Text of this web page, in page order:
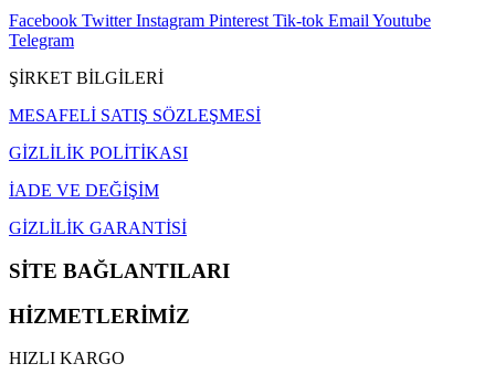
Facebook Twitter Instagram Pinterest Tik-tok Email Youtube
Telegram
ŞİRKET BİLGİLERİ
MESAFELİ SATIŞ SÖZLEŞMESİ
GİZLİLİK POLİTİKASI
İADE VE DEĞİŞİM
GİZLİLİK GARANTİSİ
SİTE BAĞLANTILARI
HİZMETLERİMİZ
HIZLI KARGO